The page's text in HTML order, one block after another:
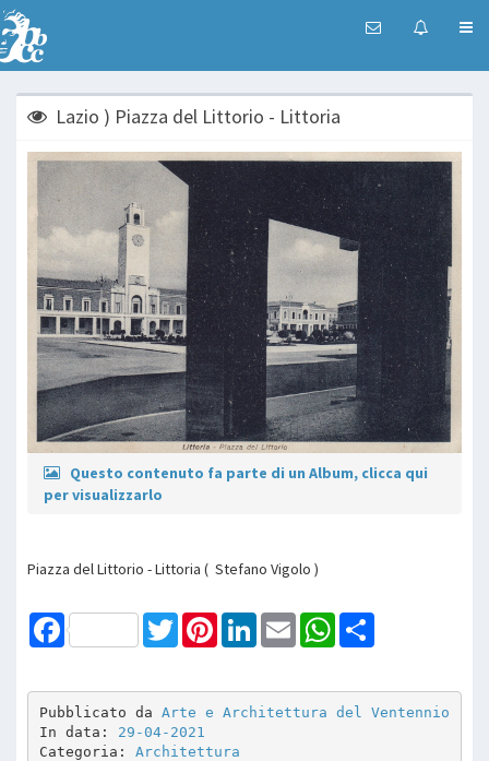
Lazio ) Piazza del Littorio - Littoria
Questo contenuto fa parte di un Album, clicca qui
per visualizzarlo
Piazza del Littorio - Littoria ( Stefano Vigolo )
Facebook TwitterPinterestLinkedInEmail WhatsApp
Pubblicato da Arte e Architettura del Ventennio
In data: 29-04-2021
Categoria: Architettura